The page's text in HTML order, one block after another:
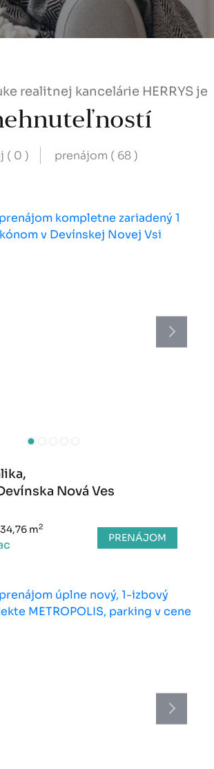
realitnej kancelárie HERRYS je
( 0 ) prenájom ( 68)
Nová Ves
34,76 m2
PRENÁJOM